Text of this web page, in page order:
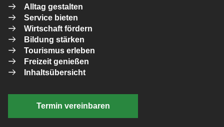
Alltag gestalten
Service bieten
Wirtschaft fördern
Bildung stärken
Tourismus erleben
Freizeit genießen
Inhaltsübersicht
Termin vereinbaren